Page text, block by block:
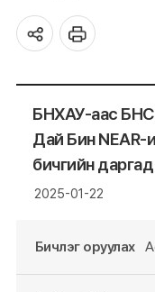
БНХАУ-аас
Дай Бин NEAR-
бичгийн
2025-01-22
Бичлэг оруулах